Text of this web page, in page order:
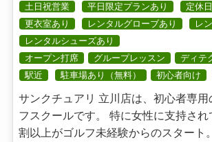
土日祝営業
平日限定プランあり
定休
更衣室あり
レンタルグローブあり
レ
レンタルシューズあり
オープン打席
グループレッスン
ディテ
駅近
駐車場あり（無料） 初心者向け
サンクチュアリ 立川店は、初心者専
フスクールです。 特に女性に支持さ
割以上がゴルフ未経験からのスタート